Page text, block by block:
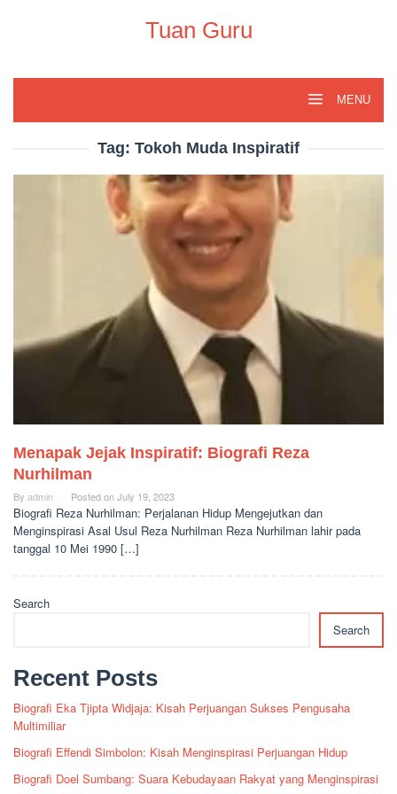
Tuan Guru
MENU
Tag: Tokoh Muda Inspiratif
Menapak Jejak Inspiratif: Biografi Reza
Nurhilman
By admin Posted onJuly 19, 2023
Biografi Reza Nurhilman: Perjalanan Hidup Mengejutkan dan
Menginspirasi Asal Usul Reza Nurhilman Reza Nurhilman lahir pada
tanggal 10 Mei 1990 […]
Search
Search
Recent Posts
Biografi Eka Tjipta Widjaja: Kisah Perjuangan Sukses Pengusaha
Multimiliar
Biografi Effendi Simbolon: Kisah Menginspirasi Perjuangan Hidup
Biografi Doel Sumbang: Suara Kebudayaan Rakyat yang Menginspirasi